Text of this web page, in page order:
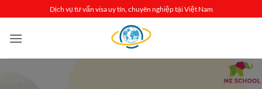
qua
nội
Dịch vụ tư vấn visa uy tín, chuyên nghiệp tại Việt Nam